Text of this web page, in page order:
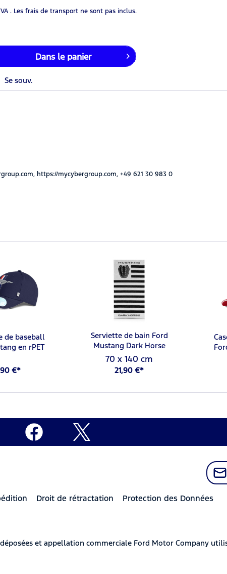
. Les frais de transport ne sont pas inclus.
Dans le panier
Se souv.
https://mycybergroup.com, +49 621 30 983 0
de baseball
en rPET
€*
Serviette de bain Ford
Mustang Dark Horse
70 x 140 cm
21,90 €*
Droit de rétractation
Protection des Données
et appellation commerciale Ford Motor Company